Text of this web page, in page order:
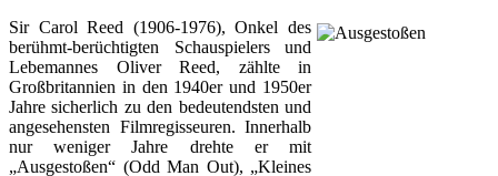
Sir Carol Reed (1906-1976), Onkel des
berühmt-berüchtigten Schauspielers und
Lebemannes Oliver Reed, zählte in
Großbritannien in den 1940er und 1950er
Jahre sicherlich zu den bedeutendsten und
angesehensten Filmregisseuren. Innerhalb
nur weniger Jahre drehte er mit
„Ausgestoßen“ (Odd Man Out), „Kleines